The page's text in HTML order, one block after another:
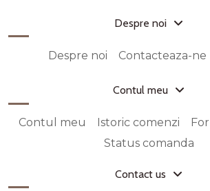
Despre noi
Despre noi Contacteaza-ne
Contul meu
Contul meu Istoric comenzi
Status comanda
Contact us